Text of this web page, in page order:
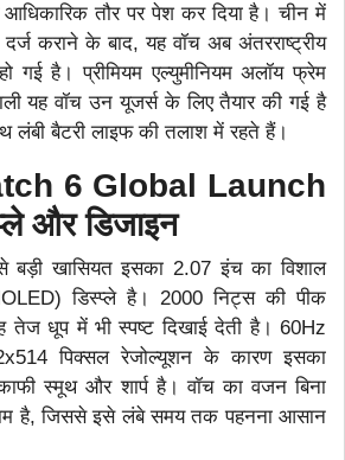
आधिकारिक तौर पर पेश कर दिया है। चीन में
कराने के बाद, यह वॉच अब अंतरराष्ट्रीय
गई है। प्रीमियम एल्युमीनियम अलॉय फ्रेम
यह वॉच उन यूजर्स के लिए तैयार की गई है
लंबी बैटरी लाइफ की तलाश में रहते हैं।
6 Global Launch
और डिजाइन
बड़ी खासियत इसका 2.07 इंच का विशाल
डिस्प्ले है। 2000 निट्स की पीक
तेज धूप में भी स्पष्ट दिखाई देती है। 60Hz
पिक्सल रेजोल्यूशन के कारण इसका
स्मूथ और शार्प है। वॉच का वजन बिना
है, जिससे इसे लंबे समय तक पहनना आसान